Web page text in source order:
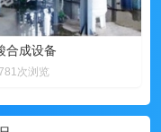
合成设备
次浏览